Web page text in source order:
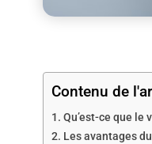
Contenu de
Qu’est-ce que le
Les avantages